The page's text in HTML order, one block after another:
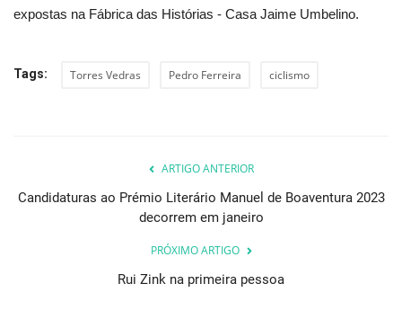
expostas na Fábrica das Histórias - Casa Jaime Umbelino.
Tags: Torres Vedras Pedro Ferreira ciclismo
ARTIGO ANTERIOR
Candidaturas ao Prémio Literário Manuel de Boaventura 2023
decorrem em janeiro
PRÓXIMO ARTIGO
Rui Zink na primeira pessoa